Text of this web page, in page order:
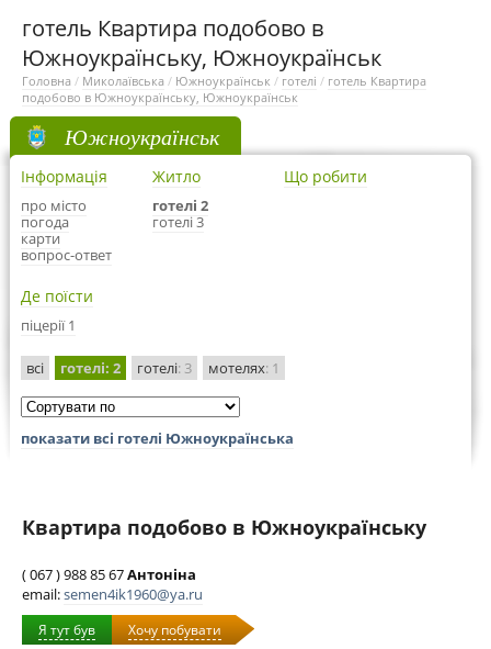
готель Квартира подобово в
Южноукраїнську, Южноукраїнськ
Головна / Миколаївська / Южноукраїнськ / готелі / готель Квартира
подобово в Южноукраїнську, Южноукраїнськ
Южноукраїнськ
Інформація
про місто
погода
карти
вопрос-ответ
Житло
готелі 2
готелі 3
Що робити
Де поїсти
піцерії 1
всі готелі: 2 готелі: 3 мотелях: 1
показати всі готелі Южноукраїнська
Квартира подобово в Южноукраїнську
( 067 ) 988 85 67Антоніна
email:semen4ik1960@ya.ru
Я тут був Хочу побувати